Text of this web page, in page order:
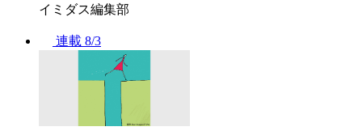
イミダス編集部
連載 8/3